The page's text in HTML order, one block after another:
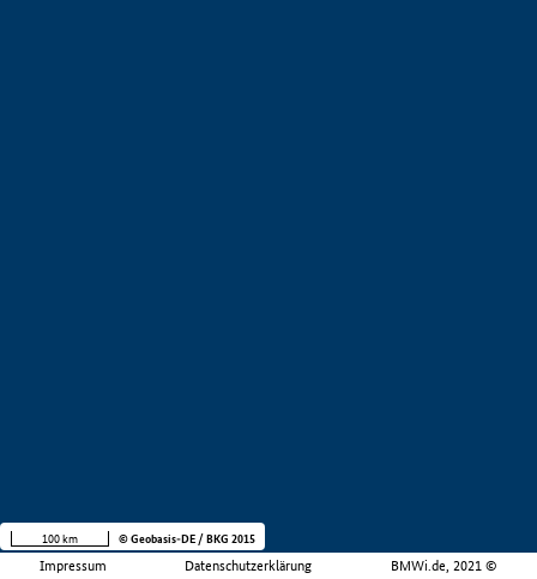
Impressum Datenschutzerklärung BMWi.de, 2021 ©
100 km © Geobasis-DE / BKG 2015